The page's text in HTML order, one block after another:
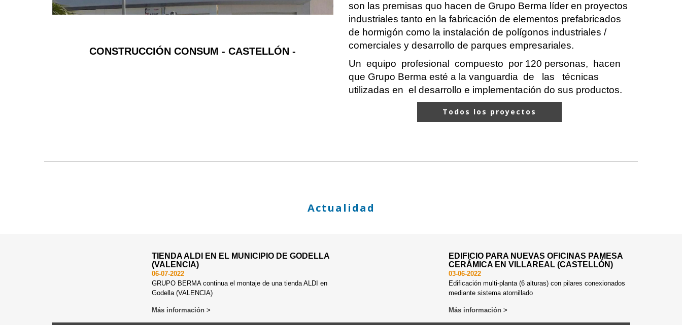
CONSTRUCCIÓN CENTRO COMERCIAL LA DESPENSA -
TIPSA
son las premisas quo hacen de Grupo Berma líder en proyectos
industriales tanto en la fabricación de elementos prefabricados
de hormigón como la instalación de polígonos industriales /
comerciales y desarrollo de parques empresariales.
Un equipo profesional compuesto por 120 personas, hacen
que Grupo Berma esté a la vanguardia de las técnicas
utilizadas en el desarrollo e implementación do sus productos.
Todos los proyectos
Actualidad
TIENDA ALDI EN EL MUNICIPIO DE GODELLA
(VALENCIA)
06-07-2022
GRUPO BERMA continua el montaje de una tienda ALDI en
Godella (VALENCIA)
Más información >
EDIFICIO PARA NUEVAS OFICINAS PAMESA
CERÁMICA EN VILLAREAL (CASTELLÓN)
03-06-2022
Edificación multi-planta (6 alturas) con pilares conexionados
mediante sistema atornillado
Más información >